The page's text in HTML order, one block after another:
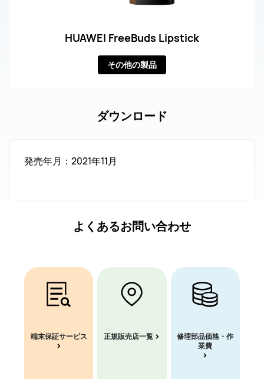
HUAWEI FreeBuds Lipstick
その他の製品
ダウンロード
発売年月：2021年11月
よくあるお問い合わせ
端末保証サービス 正規販売店一覧
修理部品価格・作
業費